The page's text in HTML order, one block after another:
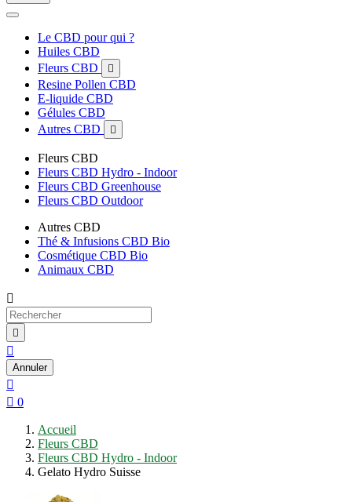
Le CBD pour qui ?
Huiles CBD
Fleurs CBD

Resine Pollen CBD
E-liquide CBD
Gélules CBD
Autres CBD

Fleurs CBD
Fleurs CBD Hydro - Indoor
Fleurs CBD Greenhouse
Fleurs CBD Outdoor
Autres CBD
Thé & Infusions CBD Bio
Cosmétique CBD Bio
Animaux CBD



Annuler

 0
Accueil
Fleurs CBD
Fleurs CBD Hydro - Indoor
Gelato Hydro Suisse